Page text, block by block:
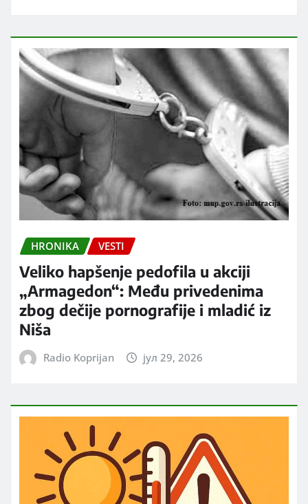
HRONIKA VESTI
Veliko hapšenje pedofila u akciji
„Armagedon“: Među privedenima
zbog dečije pornografije i mladić iz
Niša
Radio Koprijan јул 29, 2026